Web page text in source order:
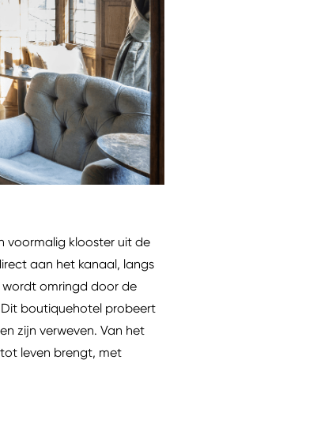
voormalig klooster uit de
aan het kanaal, langs
wordt omringd door de
boutiquehotel probeert
zijn verweven. Van het
leven brengt, met